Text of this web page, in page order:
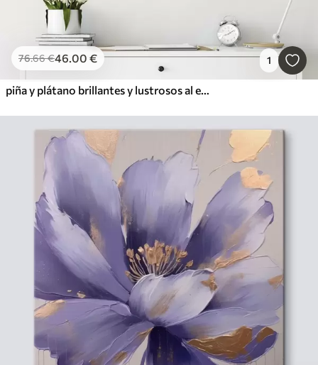
76.66€46.00 € 1
piña y plátano brillantes y lustrosos al estilo pop art